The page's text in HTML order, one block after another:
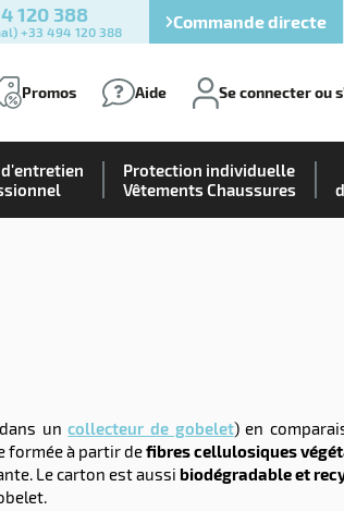
120 388
+33 494 120 388 Commande directe
Promos Aide Se connecter ou
Protection individuelle
Vêtements Chaussures
uncollecteur de gobelet) en
formée à partir defibres cellulosiques
Le carton est aussi biodégradable et